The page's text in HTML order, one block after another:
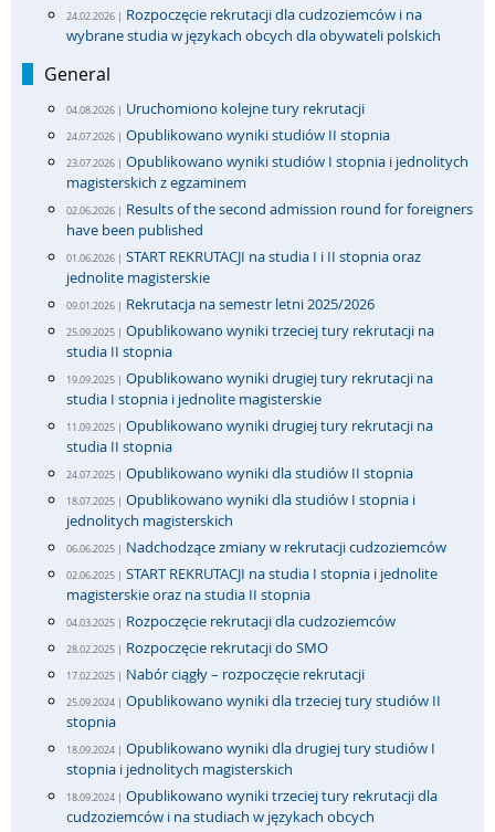
24.02.2026 | Rozpoczęcie rekrutacji dla cudzoziemców i na
wybrane studia w językach obcych dla obywateli polskich
General
04.08.2026 | Uruchomiono kolejne tury rekrutacji
24.07.2026 | Opublikowano wyniki studiów II stopnia
23.07.2026 | Opublikowano wyniki studiów I stopnia i jednolitych
magisterskich z egzaminem
02.06.2026 | Results of the second admission round for foreigners
have been published
01.06.2026 | START REKRUTACJI na studia I i II stopnia oraz
jednolite magisterskie
09.01.2026 | Rekrutacja na semestr letni 2025/2026
25.09.2025 | Opublikowano wyniki trzeciej tury rekrutacji na
studia II stopnia
19.09.2025 | Opublikowano wyniki drugiej tury rekrutacji na
studia I stopnia i jednolite magisterskie
11.09.2025 | Opublikowano wyniki drugiej tury rekrutacji na
studia II stopnia
24.07.2025 | Opublikowano wyniki dla studiów II stopnia
18.07.2025 | Opublikowano wyniki dla studiów I stopnia i
jednolitych magisterskich
06.06.2025 | Nadchodzące zmiany w rekrutacji cudzoziemców
02.06.2025 | START REKRUTACJI na studia I stopnia i jednolite
magisterskie oraz na studia II stopnia
04.03.2025 | Rozpoczęcie rekrutacji dla cudzoziemców
28.02.2025 | Rozpoczęcie rekrutacji do SMO
17.02.2025 | Nabór ciągły – rozpoczęcie rekrutacji
25.09.2024 | Opublikowano wyniki dla trzeciej tury studiów II
stopnia
18.09.2024 | Opublikowano wyniki dla drugiej tury studiów I
stopnia i jednolitych magisterskich
18.09.2024 | Opublikowano wyniki trzeciej tury rekrutacji dla
cudzoziemców i na studiach w językach obcych